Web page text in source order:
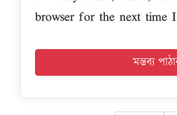
browser for the next time